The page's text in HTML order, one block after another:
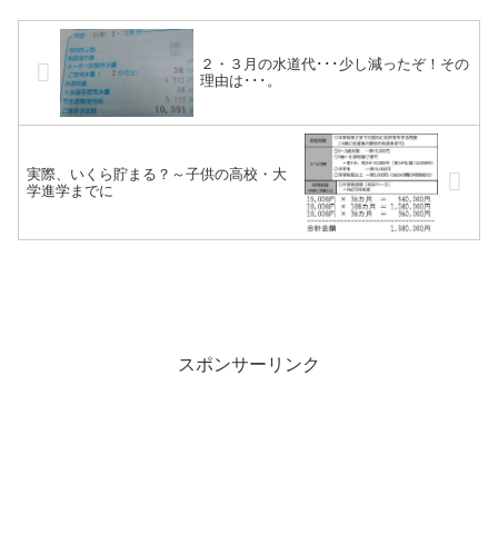
２・３月の水道代･･･少し減ったぞ！その
理由は･･･。
実際、いくら貯まる？～子供の高校・大
学進学までに
スポンサーリンク